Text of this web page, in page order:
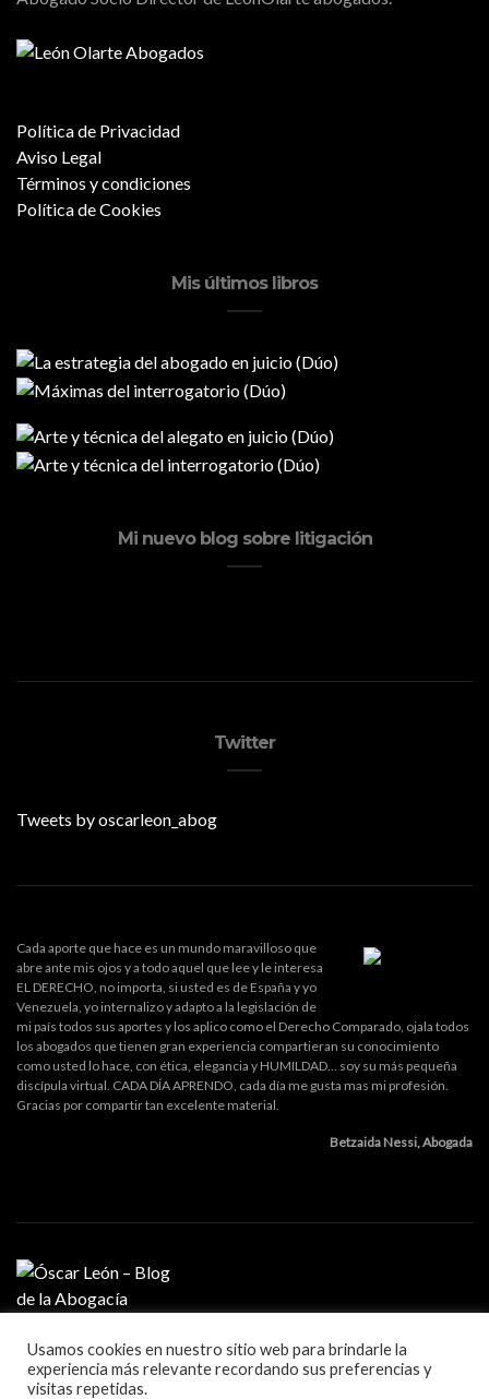
Política de Privacidad
Aviso Legal
Términos y condiciones
Política de Cookies
Mis últimos libros
Mi nuevo blog sobre litigación
Twitter
Tweets by oscarleon_abog
Cada aporte que hace es un mundo maravilloso que
abre ante mis ojos y a todo aquel que lee y le interesa
EL DERECHO, no importa, si usted es de España y yo
Venezuela, yo internalizo y adapto a la legislación de
mi país todos sus aportes y los aplico como el Derecho Comparado, ojala todos
los abogados que tienen gran experiencia compartieran su conocimiento
como usted lo hace, con ética, elegancia y HUMILDAD... soy su más pequeña
discípula virtual. CADA DÍA APRENDO, cada día me gusta mas mi profesión.
Gracias por compartir tan excelente material.
Betzaida Nessi, Abogada
MI PROFESIÓN
GESTIÓN DE DESPACHO
Usamos cookies en nuestro sitio web para brindarle la
experiencia más relevante recordando sus preferencias y
visitas repetidas.